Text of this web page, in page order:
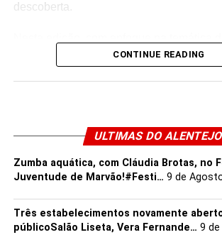
Source link
Facebook
Mastodon
EmailShare
descoberta.
Criança, apresentamos um programa
itinerante, jogos tradicionais, jogo de
Para além do programa de animação,
CONTINUE READING
ULTIMAS DO ALENTEJO
Zumba aquática, com Cláudia Brotas, no
Juventude de Marvão!#Festi… 9 de
Três estabelecimentos novamente
públicoSalão Liseta, Vera Fernande… 9